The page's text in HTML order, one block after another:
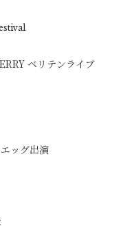
ベリテンライブ
ッグ出演